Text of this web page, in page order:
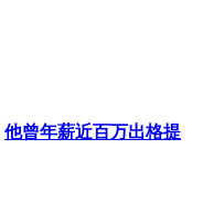
他曾年薪近百万出格提